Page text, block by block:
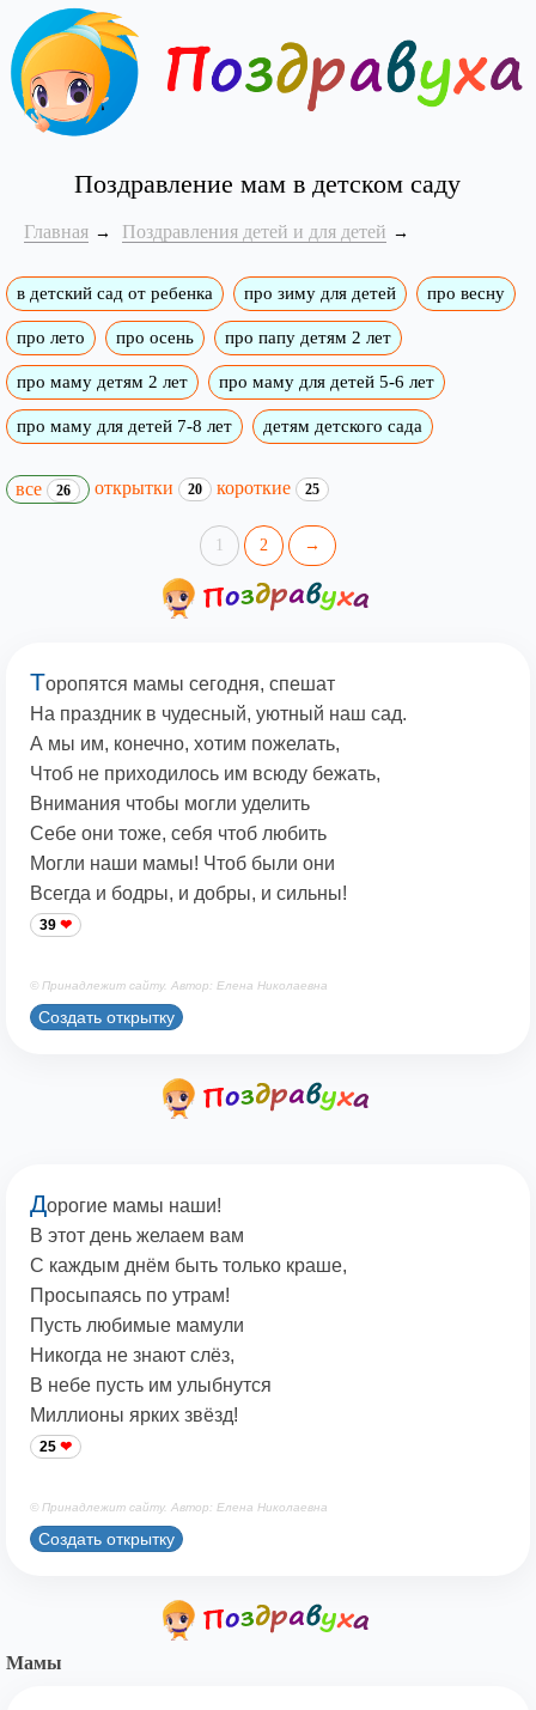
Поздравление мам в детском саду
Главная Поздравления детей и для детей
в детский сад от ребенка про зиму для детей про весну
про лето про осень про папу детям 2 лет
про маму детям 2 лет про маму для детей 5-6 лет
про маму для детей 7-8 лет детям детского сада
все 26 открытки 20 короткие 25
1 2 →
Торопятся мамы сегодня, спешат
На праздник в чудесный, уютный наш сад.
А мы им, конечно, хотим пожелать,
Чтоб не приходилось им всюду бежать,
Внимания чтобы могли уделить
Себе они тоже, себя чтоб любить
Могли наши мамы! Чтоб были они
Всегда и бодры, и добры, и сильны!
39
© Принадлежит сайту. Автор: Елена Николаевна
Создать открытку
Дорогие мамы наши!
В этот день желаем вам
С каждым днём быть только краше,
Просыпаясь по утрам!
Пусть любимые мамули
Никогда не знают слёз,
В небе пусть им улыбнутся
Миллионы ярких звёзд!
25
© Принадлежит сайту. Автор: Елена Николаевна
Создать открытку
Мамы